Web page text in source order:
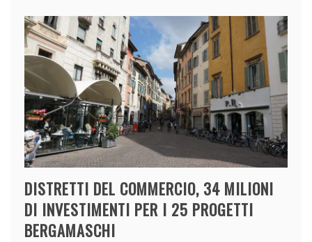
DISTRETTI DEL COMMERCIO, 34 MILIONI
DI INVESTIMENTI PER I 25 PROGETTI
BERGAMASCHI